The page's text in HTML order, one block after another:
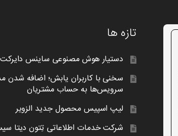
تازه ها
دستیار هوش مصنوعی ساینس
سخنی با کاربران یابش؛ اضافه شدن
سرویس‌ها به حساب مشتریان
لیپ اسپیس محصول جدید الزویر
شرکت خدمات اطلاعاتی تِتون دیتا